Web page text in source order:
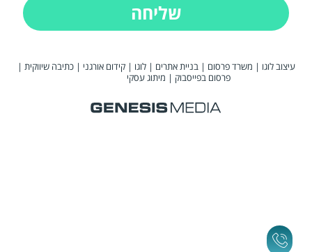
שליחה
עיצוב לוגו | משרד פרסום |בניית אתרים |לוגו |קידום אורגני |כתיבה שיווקית |
פרסום בפייסבוק | מיתוג עסקי